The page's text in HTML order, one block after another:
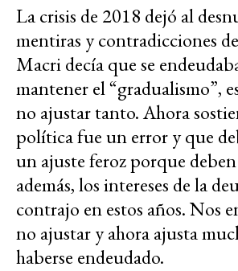
La crisis de 2018 dejó al
mentiras y contradicciones
Macri decía que se
mantener el “gradualismo”,
no ajustar tanto. Ahora
política fue un error y que
un ajuste feroz porque deben
además, los intereses de la
contrajo en estos años. Nos
no ajustar y ahora ajusta
haberse endeudado.